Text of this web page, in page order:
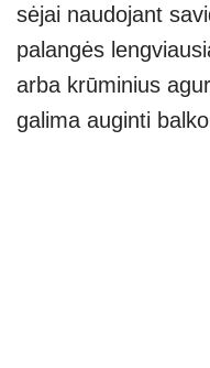
sėjai naudojant
palangės
arba krūminius
galima auginti